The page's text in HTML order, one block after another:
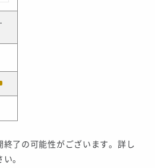
終了の可能性がございます。詳し
。